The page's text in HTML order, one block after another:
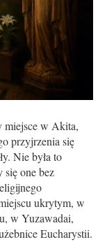
miejsce w Akita,
przyjrzenia się
Nie była to
one bez
ukrytym, w
w Yuzawadai,
Eucharystii.